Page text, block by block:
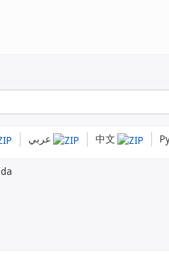
中文